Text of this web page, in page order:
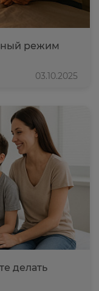
режим
03.10.2025
делать